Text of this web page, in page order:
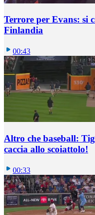
Terrore per Evans: si
Finlandia
00:43
Altro che baseball:
caccia allo scoiattolo!
00:33